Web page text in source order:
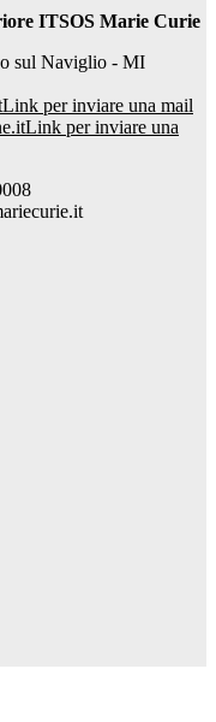
ITSOS Marie Curie
sul Naviglio - MI
Link per inviare una mail
Link per inviare una